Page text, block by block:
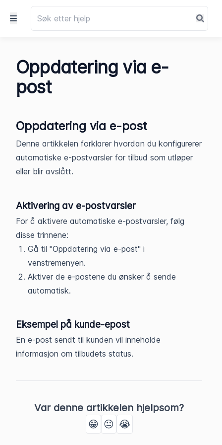
Oppdatering via e-
post
Oppdatering via e-post
Denne artikkelen forklarer hvordan du konfigurerer
automatiske e-postvarsler for tilbud som utløper
eller blir avslått.
Aktivering av e-postvarsler
For å aktivere automatiske e-postvarsler, følg
disse trinnene:
Gå til "Oppdatering via e-post" i
venstremenyen.
Aktiver de e-postene du ønsker å sende
automatisk.
Eksempel på kunde-epost
En e-post sendt til kunden vil inneholde
informasjon om tilbudets status.
Var denne artikkelen hjelpsom?
😁 😐 😭